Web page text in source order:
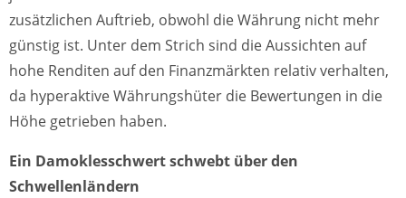
zusätzlichen Auftrieb, obwohl die Währung nicht mehr
günstig ist. Unter dem Strich sind die Aussichten auf
hohe Renditen auf den Finanzmärkten relativ verhalten,
da hyperaktive Währungshüter die Bewertungen in die
Höhe getrieben haben.
Ein Damoklesschwert schwebt über den
Schwellenländern